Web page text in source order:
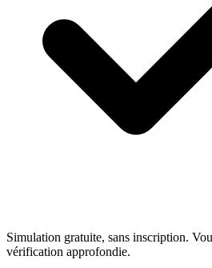
Simulation gratuite, sans inscription.
vérification approfondie.